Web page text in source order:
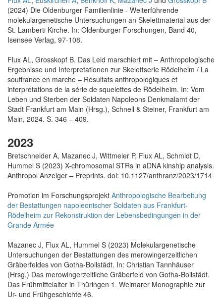
(2024) Die Oldenburger Familienlinie - Weiterführende
molekulargenetische Untersuchungen an Skelettmaterial aus der
St. Lamberti Kirche. In: Oldenburger Forschungen, Band 40,
Isensee Verlag, 97-108.
Flux AL, Grosskopf B. Das Leid marschiert mit – Anthropologische
Ergebnisse und Interpretationen zur Skelettserie Rödelheim / La
souffrance en marche – Résultats anthropologiques et
interprétations de la série de squelettes de Rödelheim. In: Vom
Leben und Sterben der Soldaten Napoleons Denkmalamt der
Stadt Frankfurt am Main (Hrsg.), Schnell & Steiner, Frankfurt am
Main, 2024. S. 346 – 409.
2023
Bretschneider A, Mazanec J, Wittmeier P, Flux AL, Schmidt D,
Hummel S (2023) X-chromosomal STRs in aDNA kinship analysis.
Anthropol Anzeiger – Preprints. doi: 10.1127/anthranz/2023/1714
Promotion im Forschungsprojekt Anthropologische Bearbeitung
der Bestattungen napoleonischer Soldaten aus Frankfurt-
Rödelheim zur Rekonstruktion der Lebensbedingungen in der
Grande Armée
Mazanec J, Flux AL, Hummel S (2023) Molekulargenetische
Untersuchungen der Bestattungen des merowingerzeitlichen
Gräberfeldes von Gotha-Boilstädt. In: Christian Tannhäuser
(Hrsg.) Das merowingerzeitliche Gräberfeld von Gotha-Boilstädt.
Das Frühmittelalter in Thüringen 1. Weimarer Monographie zur
Ur- und Frühgeschichte 46.